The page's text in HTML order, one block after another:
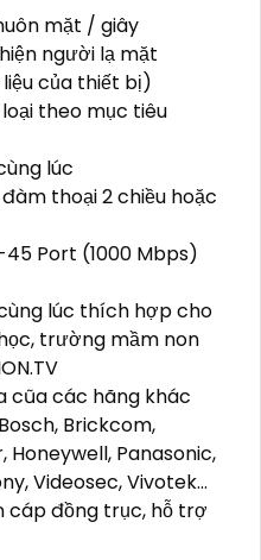
mặt / giây
người lạ mặt
của thiết bị)
theo mục tiêu
lúc
thoại 2 chiều hoặc
45 Port (1000 Mbps)
lúc thích hợp cho
trường mầm non
cũa các hãng khác
Brickcom,
Honeywell, Panasonic,
Videosec, Vivotek...
cáp đồng trục, hỗ trợ